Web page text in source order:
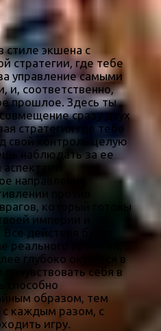
стиле экшена с
стратегии, где тебе
управление самыми
и, соответственно,
прошлое. Здесь ты
сразу двух
стратегия где тебе
свой контроль целую
наблюдать за ее
направление
против
который готовы
империи и
действия будут
реального времени,
глубоко окунутся в
себя в
способно
образом, тем
каждым разом, с
игру.